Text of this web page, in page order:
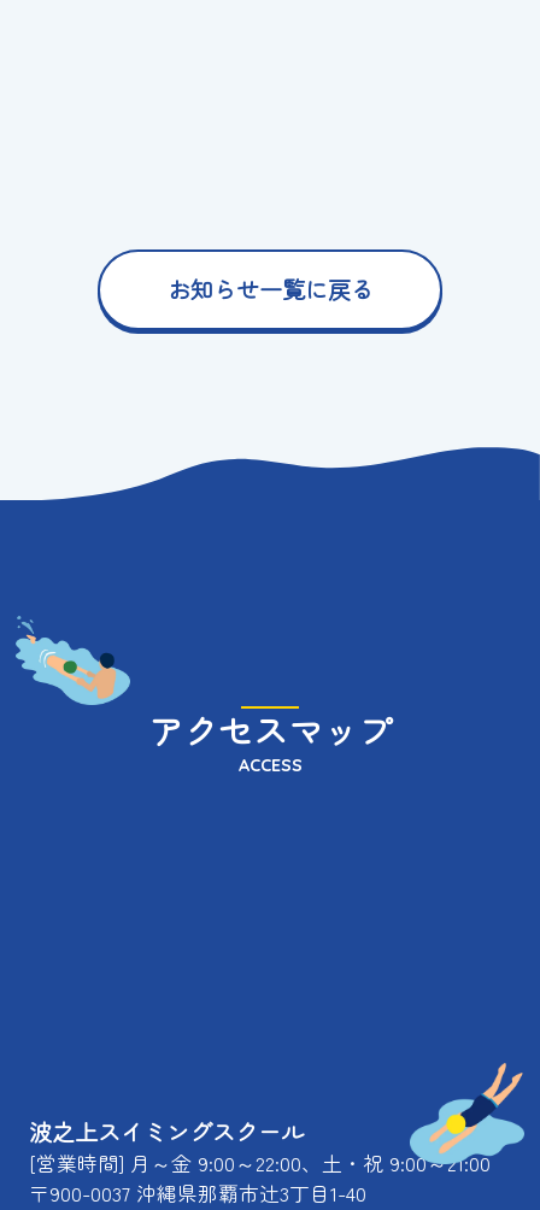
お知らせ一覧に戻る
アクセスマップ
ACCESS
波之上スイミングスクール
[営業時間] 月～金 9:00～22:00、土・祝 9:00～21:00
〒900-0037 沖縄県那覇市辻3丁目1-40